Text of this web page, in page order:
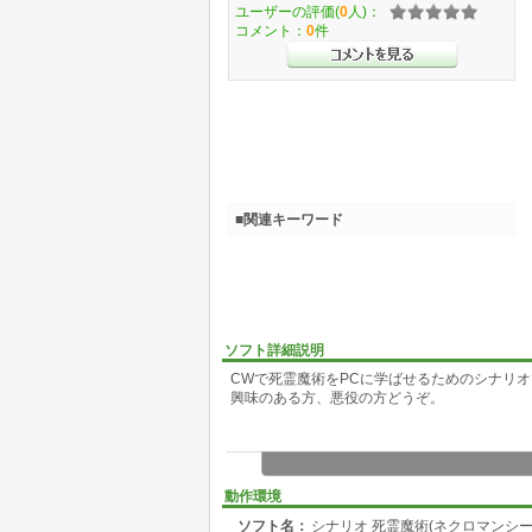
ソフト詳細説明
CWで死霊魔術をPCに学ばせるためのシナリオ
興味のある方、悪役の方どうぞ。
動作環境
ソフト名： シナリオ 死霊魔術(ネクロマンシ
ユーザーの評価(0 人)：
コメント： 0件
■関連キーワード